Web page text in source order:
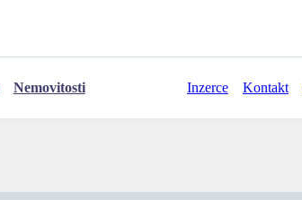
Nemovitosti Inzerce Kontakt